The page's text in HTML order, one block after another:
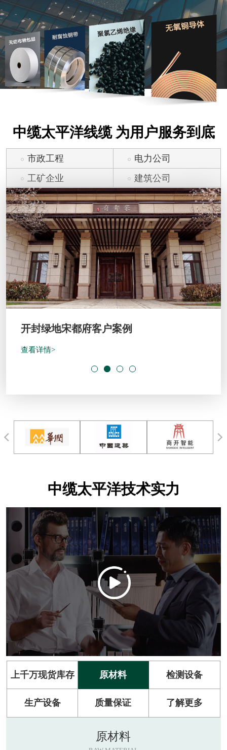
中缆太平洋线缆 为用户服务到底
市政工程
电力公司
工矿企业
建筑公司
开封绿地宋都府客户案例
查看详情>
中缆太平洋技术实力
上千万现货库存 原材料 检测设备
生产设备 质量保证 了解更多
原材料